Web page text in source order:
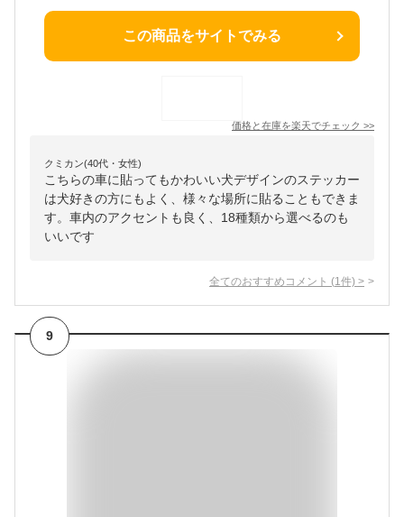
この商品をサイトでみる
価格と在庫を楽天でチェック >>
クミカン(40代・女性)
こちらの車に貼ってもかわいい犬デザインのステッカー
は犬好きの方にもよく、様々な場所に貼ることもできま
す。車内のアクセントも良く、18種類から選べるのも
いいです
全てのおすすめコメント (1 件) >
9